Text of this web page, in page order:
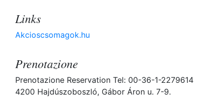
Links
Akcioscsomagok.hu
Prenotazione
Prenotazione Reservation Tel: 00-36-1-2279614
4200 Hajdúszoboszló, Gábor Áron u. 7-9.